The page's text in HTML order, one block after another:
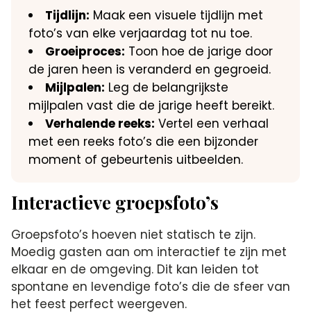
Tijdlijn: Maak een visuele tijdlijn met
foto’s van elke verjaardag tot nu toe.​
Groeiproces: Toon hoe de jarige door
de jaren heen is veranderd en gegroeid.​
Mijlpalen: Leg de belangrijkste
mijlpalen vast die de jarige heeft bereikt.​
Verhalende reeks: Vertel een verhaal
met een reeks foto’s die een bijzonder
moment of gebeurtenis uitbeelden.​
Interactieve groepsfoto’s
Groepsfoto’s hoeven niet statisch te zijn.​
Moedig gasten aan om interactief te zijn met
elkaar en de omgeving.​ Dit kan leiden tot
spontane en levendige foto’s die de sfeer van
het feest perfect weergeven.​